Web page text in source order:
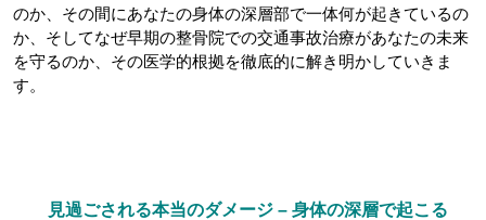
のか、その間にあなたの身体の深層部で一体何が起きているの
か、そしてなぜ早期の整骨院での交通事故治療があなたの未来
を守るのか、その医学的根拠を徹底的に解き明かしていきま
す。
見過ごされる本当のダメージ – 身体の深層で起こる